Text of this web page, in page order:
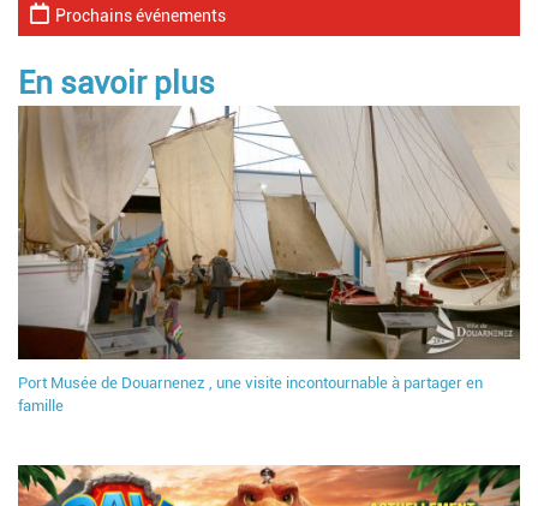
Prochains événements
En savoir plus
Port Musée de Douarnenez , une visite incontournable à partager en
famille